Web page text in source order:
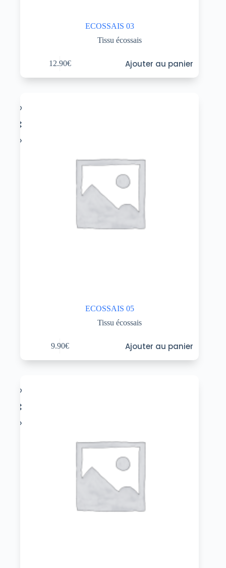
ECOSSAIS 03
Tissu écossais
12.90€ Ajouter au panier
ECOSSAIS 05
Tissu écossais
9.90€ Ajouter au panier